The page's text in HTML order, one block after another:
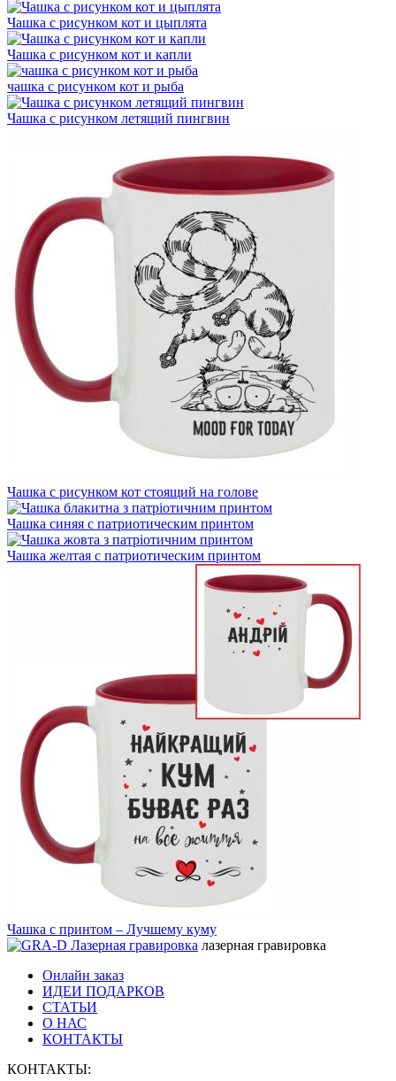
Чашка с рисунком кот и цыплята
Чашка с рисунком кот и капли
чашка с рисунком кот и рыба
Чашка с рисунком летящий пингвин
Чашка с рисунком кот стоящий на голове
Чашка синяя с патриотическим принтом
Чашка желтая с патриотическим принтом
Чашка с принтом – Лучшему куму
лазерная гравировка
Онлайн заказ
ИДЕИ ПОДАРКОВ
СТАТЬИ
О НАС
КОНТАКТЫ
КОНТАКТЫ: